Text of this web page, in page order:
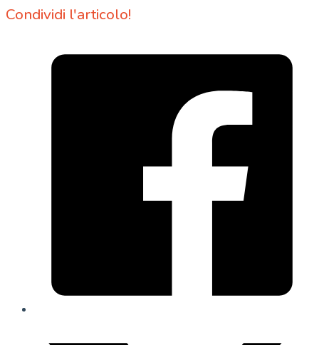
Condividi l'articolo!